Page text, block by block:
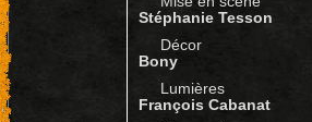
Stéphanie Tesson
Décor
Bony
Lumières
François Cabanat